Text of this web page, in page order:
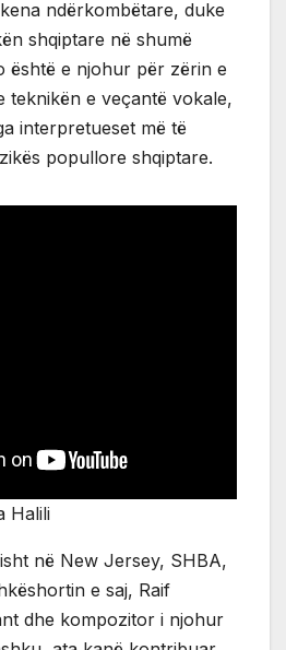
ndërkombëtare, duke
shqiptare në shumë
është e njohur për zërin e
teknikën e veçantë vokale,
interpretueset më të
popullore shqiptare.
Halili
në New Jersey, SHBA,
e saj, Raif
dhe kompozitor i njohur